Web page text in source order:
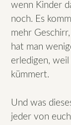
wenn Kinder
noch. Es
mehr
hat man
erledigen,
kümmert.
Und was
jeder von